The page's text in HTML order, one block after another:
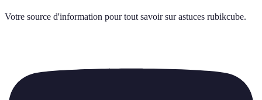
Votre source d'information pour tout savoir sur astuces rubikcube.